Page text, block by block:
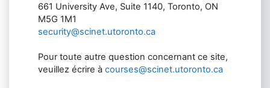
661 University Ave, Suite 1140, Toronto, ON
M5G 1M1
security@scinet.utoronto.ca
Pour toute autre question concernant ce site,
veuillez écrire à courses@scinet.utoronto.ca